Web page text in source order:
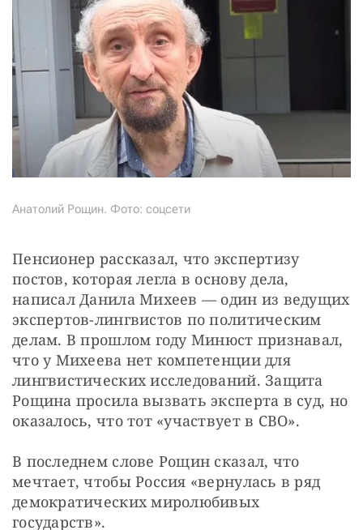
Анатолий Рощин. Фото: соцсети
Пенсионер рассказал, что экспертизу
постов, которая легла в основу дела,
написал Данила Михеев — один из ведущих
экспертов-лингвистов по политическим
делам. В прошлом году Минюст признавал,
что у Михеева нет компетенции для
лингвистических исследований. Защита
Рощина просила вызвать эксперта в суд, но
оказалось, что тот «участвует в СВО».
В последнем слове Рощин сказал, что
мечтает, чтобы Россия «вернулась в ряд
демократических миролюбивых
государств».